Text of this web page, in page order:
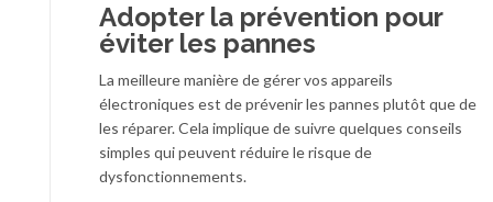
Adopter la prévention pour
éviter les pannes
La meilleure manière de gérer vos appareils
électroniques est de prévenir les pannes plutôt que de
les réparer. Cela implique de suivre quelques conseils
simples qui peuvent réduire le risque de
dysfonctionnements.